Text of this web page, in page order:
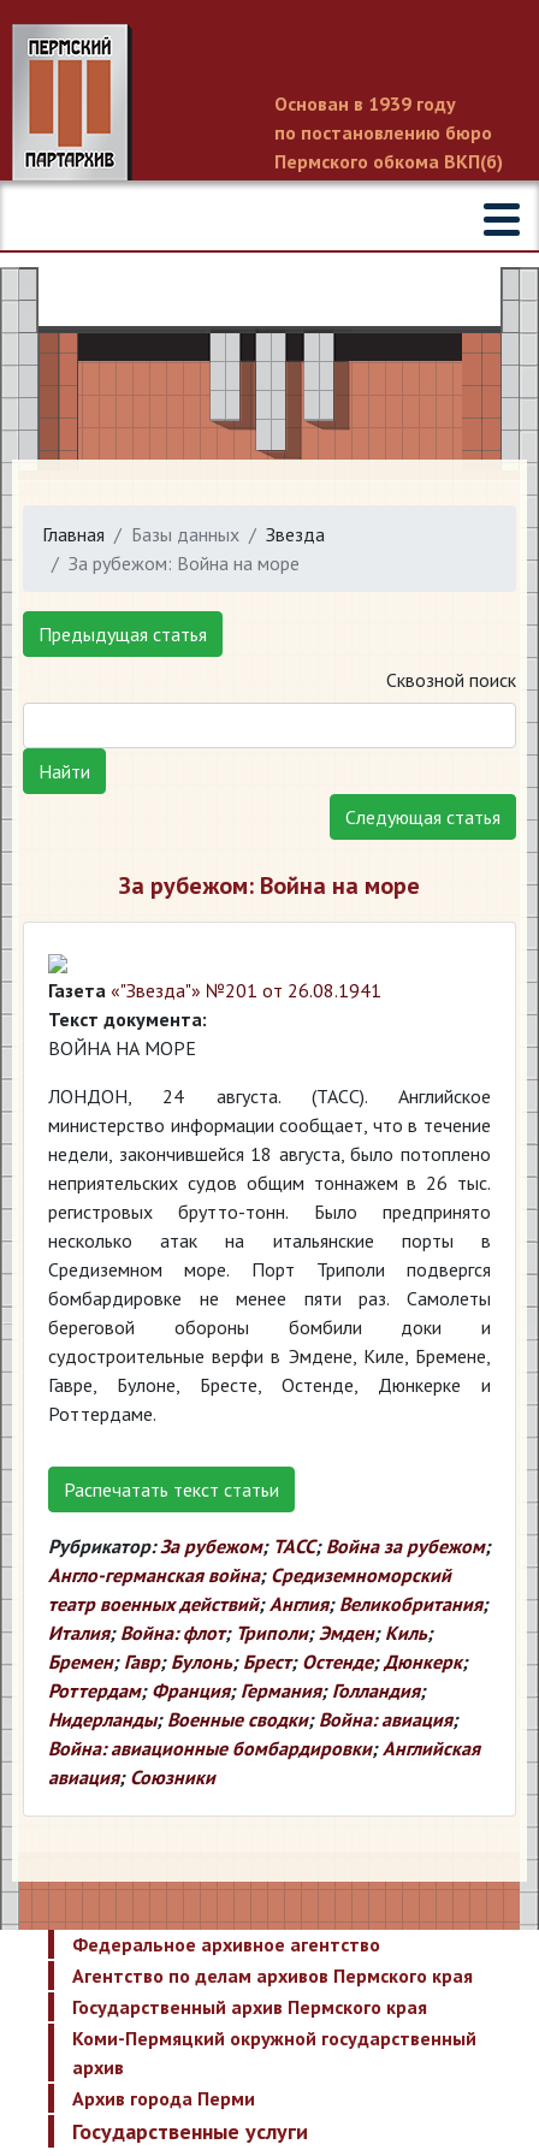
Основан в 1939 году
по постановлению бюро
Пермского обкома ВКП(б)
Главная Базы данных
Звезда
За рубежом: Война на море
Предыдущая статья
Сквозной поиск
Найти
Следующая статья
За рубежом: Война на море
Газета «"Звезда"» №201 от 26.08.1941
Текст документа:
ВОЙНА НА МОРЕ
ЛОНДОН, 24 августа. (ТАСС). Английское
министерство информации сообщает, что в течение
недели, закончившейся 18 августа, было потоплено
неприятельских судов общим тоннажем в 26 тыс.
регистровых брутто-тонн. Было предпринято
несколько атак на итальянские порты в
Средиземном море. Порт Триполи подвергся
бомбардировке не менее пяти раз. Самолеты
береговой обороны бомбили доки и
судостроительные верфи в Эмдене, Киле, Бремене,
Гавре, Булоне, Бресте, Остенде, Дюнкерке и
Роттердаме.
Распечатать текст статьи
Рубрикатор: За рубежом; ТАСС; Война за рубежом;
Англо-германская война; Средиземноморский
театр военных действий;Англия; Великобритания;
Италия; Война: флот; Триполи;Эмден; Киль;
Бремен; Гавр; Булонь; Брест; Остенде;Дюнкерк;
Роттердам; Франция; Германия; Голландия;
Нидерланды; Военные сводки; Война: авиация;
Война: авиационные бомбардировки;Английская
авиация; Союзники
Федеральное архивное агентство
Агентство по делам архивов Пермского края
Государственный архив Пермского края
Коми-Пермяцкий окружной государственный
архив
Архив города Перми
Государственные услуги